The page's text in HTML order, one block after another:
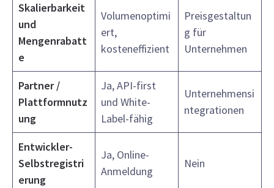
Skalierbarkeit
und
Mengenrabatt
e
Volumenoptimi
ert,
kosteneffizient
Preisgestaltun
g für
Unternehmen
Partner /
Plattformnutz
ung
Ja, API-first
und White-
Label-fähig
Unternehmensi
ntegrationen
Entwickler-
Selbstregistri
erung
Ja, Online-
Anmeldung
Nein